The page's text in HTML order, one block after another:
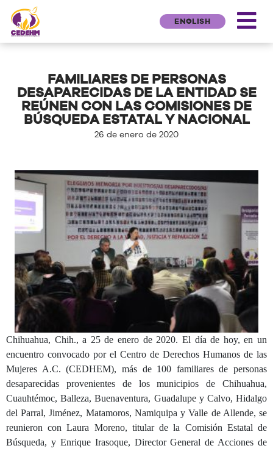
ENGLISH
FAMILIARES DE PERSONAS
DESAPARECIDAS DE LA ENTIDAD SE
REÚNEN CON LAS COMISIONES DE
BÚSQUEDA ESTATAL Y NACIONAL
26 de enero de 2020
Chihuahua, Chih., a 25 de enero de 2020. El día de hoy, en un
encuentro convocado por el Centro de Derechos Humanos de las
Mujeres A.C. (CEDHEM), más de 100 familiares de personas
desaparecidas provenientes de los municipios de Chihuahua,
Cuauhtémoc, Balleza, Buenaventura, Guadalupe y Calvo, Hidalgo
del Parral, Jiménez, Matamoros, Namiquipa y Valle de Allende, se
reunieron con Laura Moreno, titular de la Comisión Estatal de
Búsqueda, y Enrique Irasoque, Director General de Acciones de